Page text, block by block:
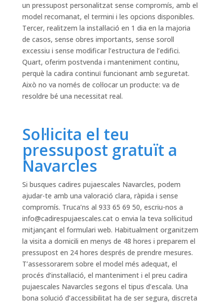
un pressupost personalitzat sense compromís, amb el
model recomanat, el termini i les opcions disponibles.
Tercer, realitzem la instal·lació en 1 dia en la majoria
de casos, sense obres importants, sense soroll
excessiu i sense modificar l’estructura de l’edifici.
Quart, oferim postvenda i manteniment continu,
perquè la cadira continuï funcionant amb seguretat.
Això no va només de col·locar un producte: va de
resoldre bé una necessitat real.
Sol·licita el teu
pressupost gratuït a
Navarcles
Si busques cadires pujaescales Navarcles, podem
ajudar-te amb una valoració clara, ràpida i sense
compromís. Truca’ns al 933 65 69 50, escriu-nos a
info@cadirespujaescales.cato envia la teva sol·licitud
mitjançant el formulari web. Habitualment organitzem
la visita a domicili en menys de 48 hores i preparem el
pressupost en 24 hores després de prendre mesures.
T’assessorarem sobre el model més adequat, el
procés d’instal·lació, el manteniment i el preu cadira
pujaescales Navarcles segons el tipus d’escala. Una
bona solució d’accessibilitat ha de ser segura, discreta